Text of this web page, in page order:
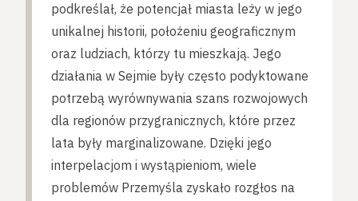
podkreślał, że potencjał miasta leży w jego
unikalnej historii, położeniu geograficznym
oraz ludziach, którzy tu mieszkają. Jego
działania w Sejmie były często podyktowane
potrzebą wyrównywania szans rozwojowych
dla regionów przygranicznych, które przez
lata były marginalizowane. Dzięki jego
interpelacjom i wystąpieniom, wiele
problemów Przemyśla zyskało rozgłos na